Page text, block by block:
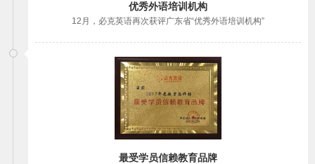
优秀外语培训机构
12月，必克英语再次获评广东省“优秀外语培训机构”
最受学员信赖教育品牌